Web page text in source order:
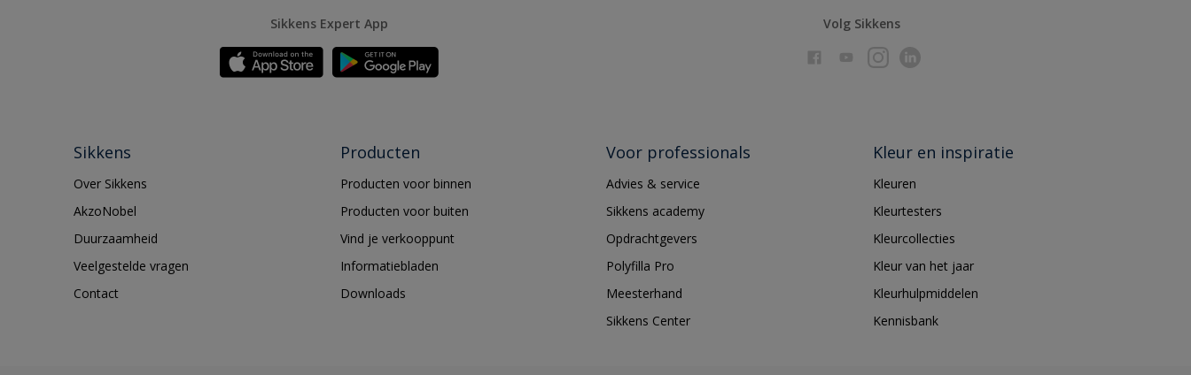
Sikkens Expert App Volg Sikkens
Sikkens
Over Sikkens
AkzoNobel
Duurzaamheid
Veelgestelde vragen
Contact
Producten
Producten voor binnen
Producten voor buiten
Vind je verkooppunt
Informatiebladen
Downloads
Voor professionals
Advies & service
Sikkens academy
Opdrachtgevers
Polyfilla Pro
Meesterhand
Sikkens Center
Kleur en inspiratie
Kleuren
Kleurtesters
Kleurcollecties
Kleur van het jaar
Kleurhulpmiddelen
Kennisbank